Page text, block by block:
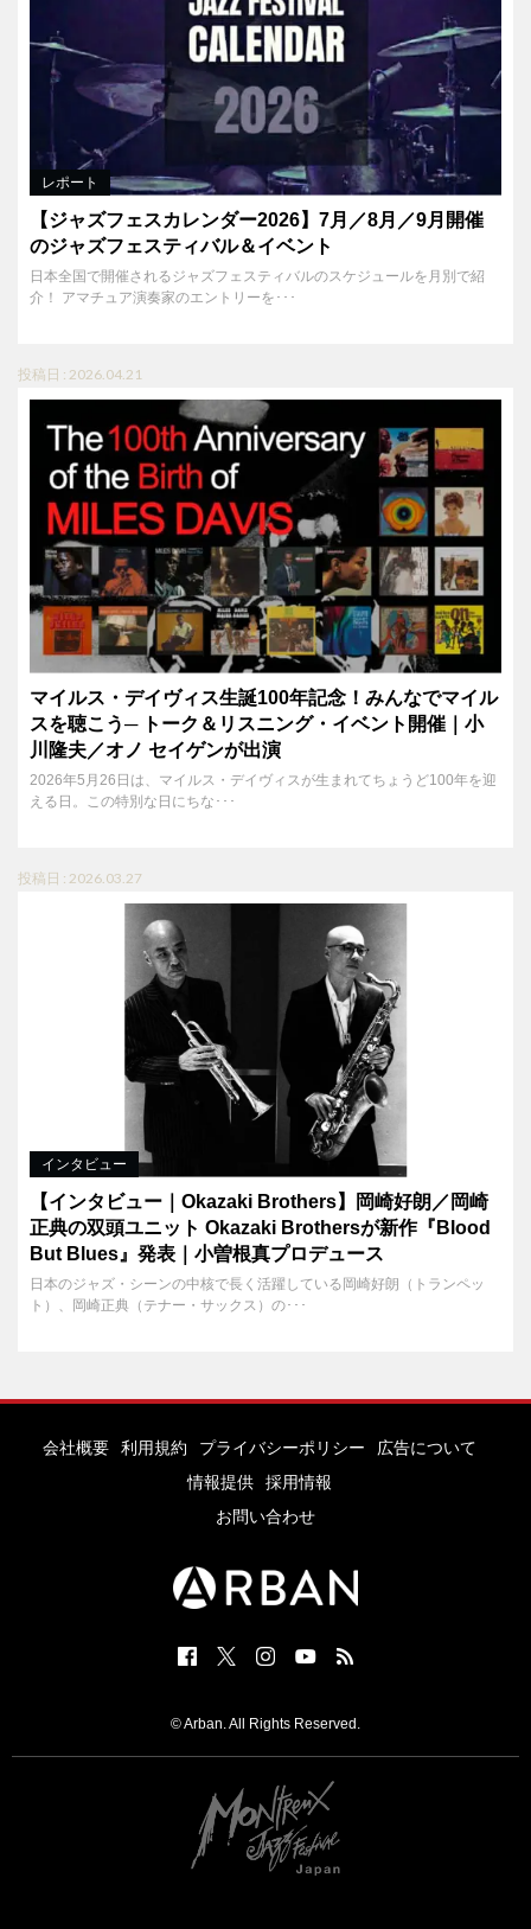
レポート
【ジャズフェスカレンダー2026】7月／8月／9月開催
のジャズフェスティバル＆イベント
日本全国で開催されるジャズフェスティバルのスケジュールを月別で紹
介！ アマチュア演奏家のエントリーを･･･
投稿日 : 2026.04.21
マイルス・デイヴィス生誕100年記念！みんなでマイル
スを聴こう─ トーク＆リスニング・イベント開催｜小
川隆夫／オノ セイゲンが出演
2026年5月26日は、マイルス・デイヴィスが生まれてちょうど100年を迎
える日。この特別な日にちな･･･
投稿日 : 2026.03.27
インタビュー
【インタビュー｜Okazaki Brothers】岡崎好朗／岡崎
正典の双頭ユニット Okazaki Brothersが新作『Blood
But Blues』発表｜小曽根真プロデュース
日本のジャズ・シーンの中核で長く活躍している岡崎好朗（トランペッ
ト）、岡崎正典（テナー・サックス）の･･･
会社概要 利用規約 プライバシーポリシー
広告について
情報提供
採用情報
お問い合わせ
© Arban. All Rights Reserved.